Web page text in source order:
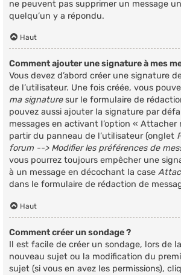
ne peuvent pas supprimer un message
quelqu’un y a répondu.
Haut
Comment ajouter une signature à mes
Vous devez d’abord créer une signature
de l’utilisateur. Une fois créée, vous
ma signaturesur le formulaire de
pouvez aussi ajouter la signature par
messages en activant l’option « Attacher
partir du panneau de l’utilisateur (onglet
forum --> Modifier les préférences de
vous pourrez toujours empêcher une
à un message en décochant la case
dans le formulaire de rédaction de
Haut
Comment créer un sondage ?
Il est facile de créer un sondage, lors de
nouveau sujet ou la modification du
sujet (si vous en avez les permissions),